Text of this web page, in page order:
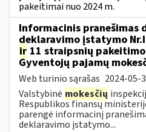
pakeitimai nuo 2024 m.
Informacinis pranešimas
deklaravimo įstatymo
ir 11 straipsnių
Gyventojų pajamų
Web turinio sąrašas 2024-05-
Valstybinė mokesčių
Respublikos finansų
parengė informacinį
deklaravimo įstatymo...